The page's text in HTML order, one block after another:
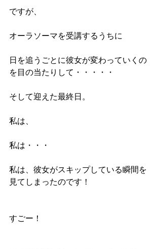
ですが、
オーラソーマを受講するうちに
日を追うごとに彼女が変わっていくの
を目の当たりして・・・・・
そして迎えた最終日。
私は、
私は・・・
私は、彼女がスキップしている瞬間を
見てしまったのです！
すごー！